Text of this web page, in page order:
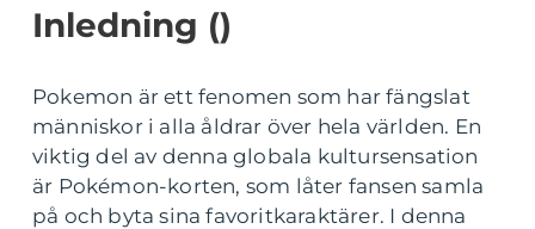
Inledning ()
Pokemon är ett fenomen som har fängslat
människor i alla åldrar över hela världen. En
viktig del av denna globala kultursensation
är Pokémon-korten, som låter fansen samla
på och byta sina favoritkaraktärer. I denna